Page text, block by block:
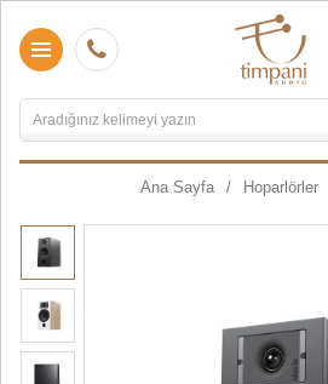
Ana Sayfa Hoparlörler